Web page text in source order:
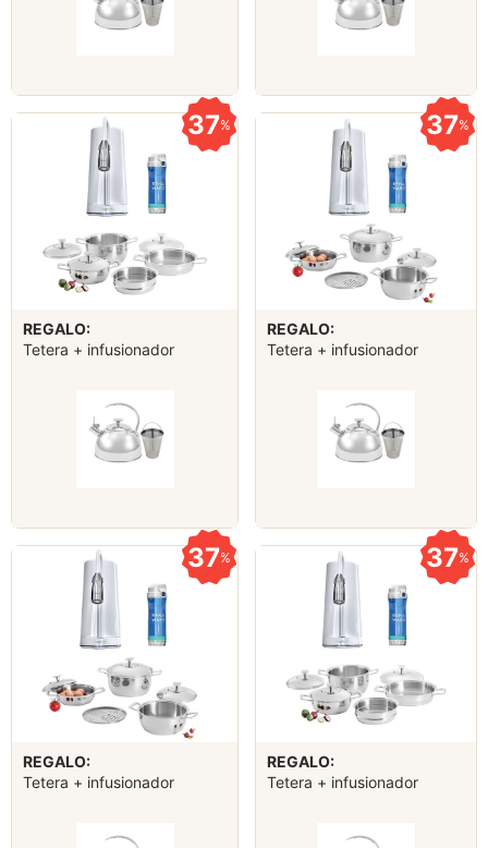
37%
REGALO:
Tetera + infusionador
37%
REGALO:
Tetera + infusionador
37%
REGALO:
Tetera + infusionador
37%
REGALO:
Tetera + infusionador